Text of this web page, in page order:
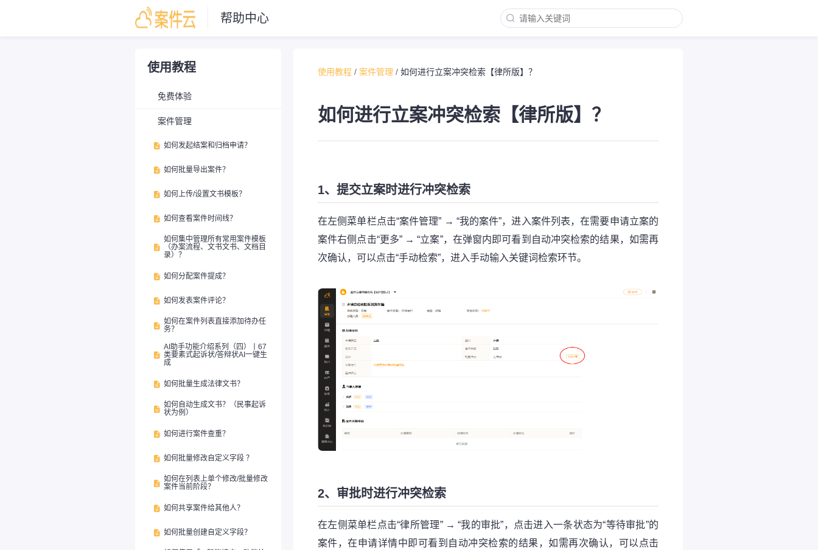
帮助中心
使用教程
免费体验
案件管理
 如何发起结案和归档申请？
 如何批量导出案件？
 如何上传/设置文书模板？
 如何查看案件时间线？

如何集中管理所有常用案件模板
（办案流程、文书文书、文档目
录）？
 如何分配案件提成？
 如何发表案件评论？
 如何在案件列表直接添加待办任
务？

AI助手功能介绍系列（四）丨67
类要素式起诉状/答辩状AI一键生
成
 如何批量生成法律文书？
 如何自动生成文书？（民事起诉
状为例）
 如何进行案件查重？
 如何批量修改自定义字段 ？
 如何在列表上单个修改/批量修改
案件当前阶段？
 如何共享案件给其他人？
 如何批量创建自定义字段？
使用教程 / 案件管理 / 如何进行立案冲突检索【律所版】？
如何进行立案冲突检索【律所版】？
1、提交立案时进行冲突检索
在左侧菜单栏点击“案件管理” → “我的案件”，进入案件列表，在需要申请立案的
案件右侧点击“更多” → “立案”，在弹窗内即可看到自动冲突检索的结果，如需再
次确认，可以点击“手动检索”，进入手动输入关键词检索环节。
2、审批时进行冲突检索
在左侧菜单栏点击“律所管理” → “我的审批”，点击进入一条状态为“等待审批”的
案件，在申请详情中即可看到自动冲突检索的结果，如需再次确认，可以点击